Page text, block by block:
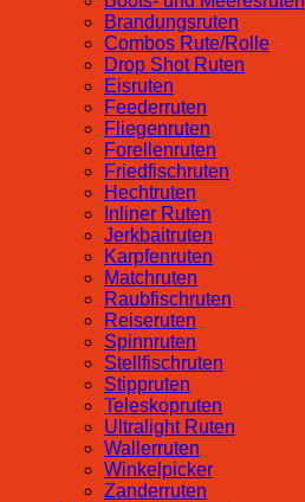
Brandungsruten
Combos Rute/Rolle
Drop Shot Ruten
Eisruten
Feederruten
Fliegenruten
Forellenruten
Friedfischruten
Hechtruten
Inliner Ruten
Jerkbaitruten
Karpfenruten
Matchruten
Raubfischruten
Reiseruten
Spinnruten
Stellfischruten
Stippruten
Teleskopruten
Ultralight Ruten
Wallerruten
Winkelpicker
Zanderruten